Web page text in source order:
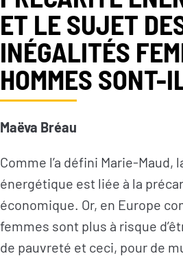
ET LE SUJET
INÉGALITÉS
HOMMES SONT-
Maëva Bréau
Comme l’a défini Marie-Maud,
énergétique est liée à la
économique. Or, en Europe
femmes sont plus à risque
de pauvreté et ceci, pour de